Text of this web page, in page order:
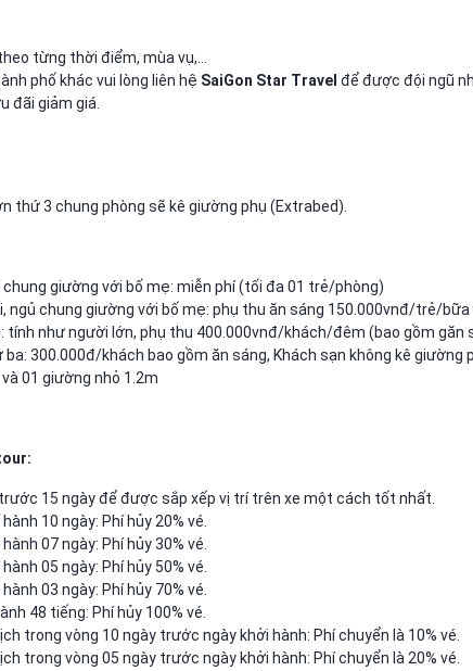
từng thời điểm, mùa vụ,…
phố khác vui lòng liên hệ SaiGon Star Travel để được đội ngũ
đãi giảm giá.
thứ 3 chung phòng sẽ kê giường phụ (Extrabed).
giường với bố mẹ: miễn phí (tối đa 01 trẻ/phòng)
ngủ chung giường với bố mẹ: phụ thu ăn sáng 150.000vnđ/trẻ/
tính như người lớn, phụ thu 400.000vnđ/khách/đêm (bao gồm găn
300.000đ/khách bao gồm ăn sáng, Khách sạn không kê giường
01 giường nhỏ 1.2m
15 ngày để được sắp xếp vị trí trên xe một cách tốt nhất.
10 ngày: Phí hủy 20% vé.
07 ngày: Phí hủy 30% vé.
05 ngày: Phí hủy 50% vé.
03 ngày: Phí hủy 70% vé.
48 tiếng: Phí hủy 100% vé.
trong vòng 10 ngày trước ngày khởi hành: Phí chuyển là 10% vé.
trong vòng 05 ngày trước ngày khởi hành: Phí chuyển là 20% vé.